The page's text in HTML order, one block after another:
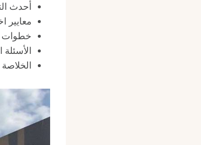
أحدث
معايير
خطوات
الأسئلة
الخلاصة